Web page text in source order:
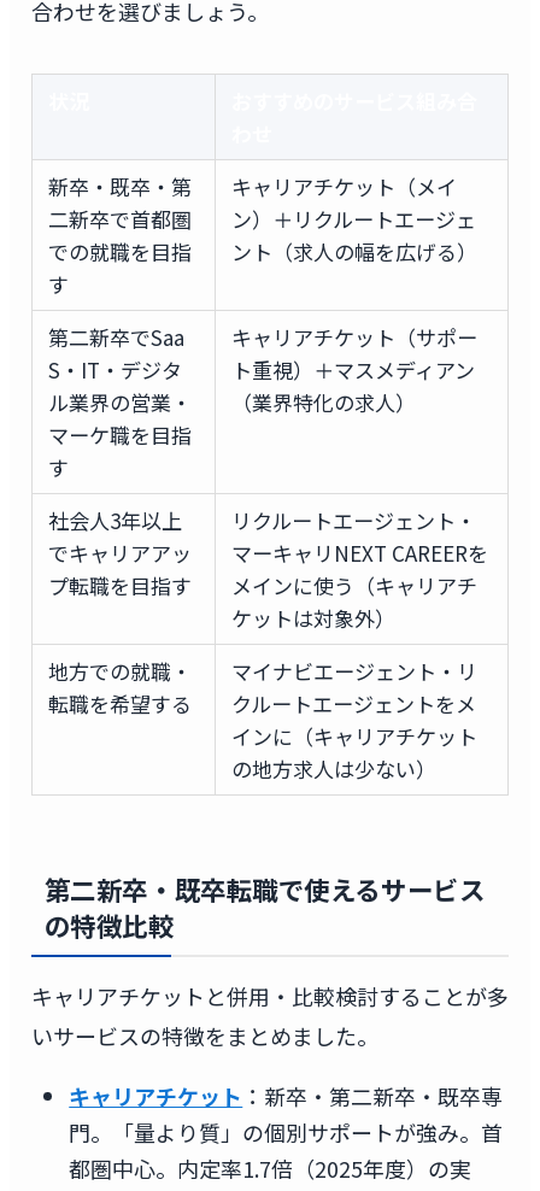
合わせを選びましょう。
新卒・既卒・第
二新卒で首都圏
での就職を目指
す
キャリアチケット（メイ
ン）＋リクルートエージェ
ント（求人の幅を広げる）
第二新卒でSaa
S・IT・デジタ
ル業界の営業・
マーケ職を目指
す
キャリアチケット（サポー
ト重視）＋マスメディアン
（業界特化の求人）
社会人3年以上
でキャリアアッ
プ転職を目指す
リクルートエージェント・
マーキャリNEXT CAREERを
メインに使う（キャリアチ
ケットは対象外）
地方での就職・
転職を希望する
マイナビエージェント・リ
クルートエージェントをメ
インに（キャリアチケット
の地方求人は少ない）
第二新卒・既卒転職で使えるサービス
の特徴比較
キャリアチケットと併用・比較検討することが多
いサービスの特徴をまとめました。
キャリアチケット ：新卒・第二新卒・既卒専
門。「量より質」の個別サポートが強み。首
都圏中心。内定率1.7倍（2025年度）の実